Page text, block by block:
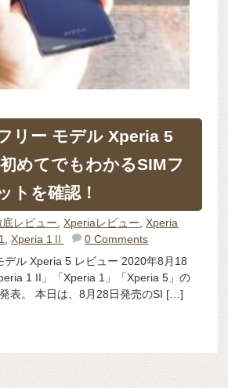
リー モデル Xperia 5
めてでもわかるSIMフ
トを確認！
底レビュー ,Xperiaレビュー ,Xperia
,Xperia 1Ⅱ
0 Comments
デル Xperia 5 レビュー 2020年8月18
1 II」「Xperia 1」「Xperia 5」の
表。 本日は、8月28日発売のSI […]